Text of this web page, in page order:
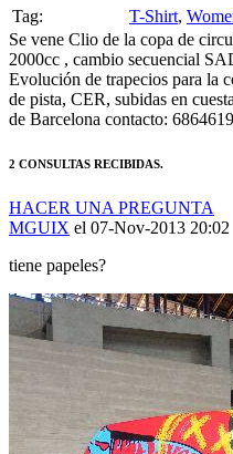
Se vene Clio de la copa de
2000cc , cambio secuencial
Evolución de trapecios para la
de pista, CER, subidas en
de Barcelona contacto:
MGUIX el 07-Nov-2013 20:02
tiene papeles?